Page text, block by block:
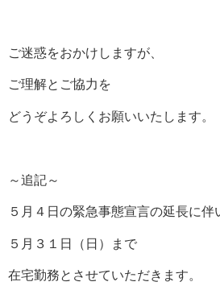
ご迷惑をおかけしますが、
ご理解とご協力を
どうぞよろしくお願いいたします。
～追記～
５月４日の緊急事態宣言の延長に伴
５月３１日（日）まで
在宅勤務とさせていただきます。